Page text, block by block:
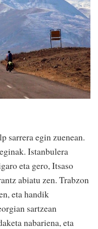
sarrera egin zuenean.
Istanbulera
eta gero, Itsaso
abiatu zen. Trabzon
eta handik
sartzean
nabariena, eta